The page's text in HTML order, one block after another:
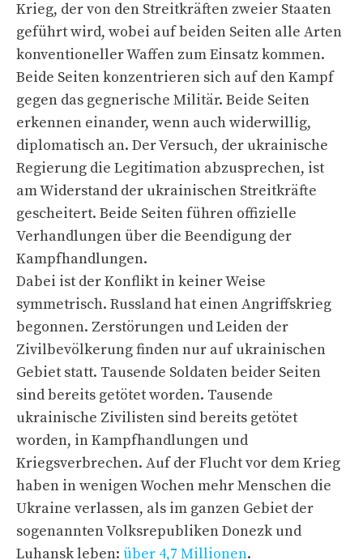
Krieg, der von den Streitkräften zweier Staaten
geführt wird, wobei auf beiden Seiten alle Arten
konventioneller Waffen zum Einsatz kommen.
Beide Seiten konzentrieren sich auf den Kampf
gegen das gegnerische Militär. Beide Seiten
erkennen einander, wenn auch widerwillig,
diplomatisch an. Der Versuch, der ukrainische
Regierung die Legitimation abzusprechen, ist
am Widerstand der ukrainischen Streitkräfte
gescheitert. Beide Seiten führen offizielle
Verhandlungen über die Beendigung der
Kampfhandlungen.
Dabei ist der Konflikt in keiner Weise
symmetrisch. Russland hat einen Angriffskrieg
begonnen. Zerstörungen und Leiden der
Zivilbevölkerung finden nur auf ukrainischen
Gebiet statt. Tausende Soldaten beider Seiten
sind bereits getötet worden. Tausende
ukrainische Zivilisten sind bereits getötet
worden, in Kampfhandlungen und
Kriegsverbrechen. Auf der Flucht vor dem Krieg
haben in wenigen Wochen mehr Menschen die
Ukraine verlassen, als im ganzen Gebiet der
sogenannten Volksrepubliken Donezk und
Luhansk leben: über 4,7 Millionen.